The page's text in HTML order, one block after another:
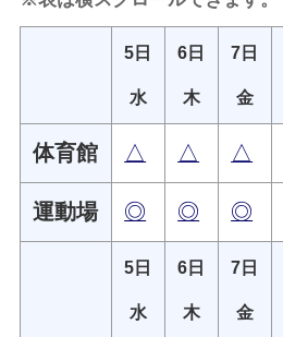
5日
水
6日
木
7日
金
体育館 △ △ △
運動場 ◎ ◎ ◎
5日
水
6日
木
7日
金